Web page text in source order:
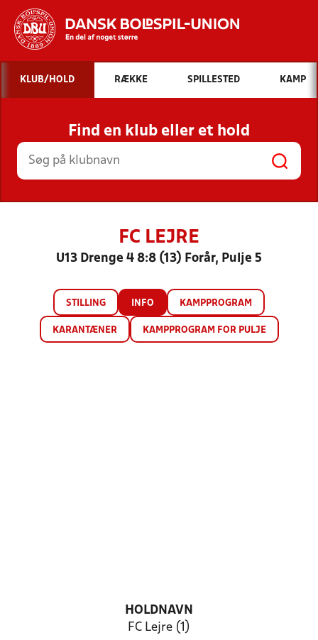
Hvad vil du søge efter?
INDHOLD OG NYHEDER
STILLINGER, RESULTATER, KLUBBER OG
HOLD
KLUB/HOLD RÆKKE SPILLESTED KAMP
Find en klub eller et hold
FC LEJRE
U13 Drenge 4 8:8 (13) Forår, Pulje 5
STILLING INFO KAMPPROGRAM
KARANTÆNER KAMPPROGRAM FOR PULJE
HOLDNAVN
FC Lejre (1)